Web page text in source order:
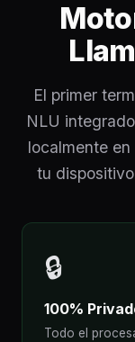
El primer
NLU
localmente
tu
🔒
100%
Todo el